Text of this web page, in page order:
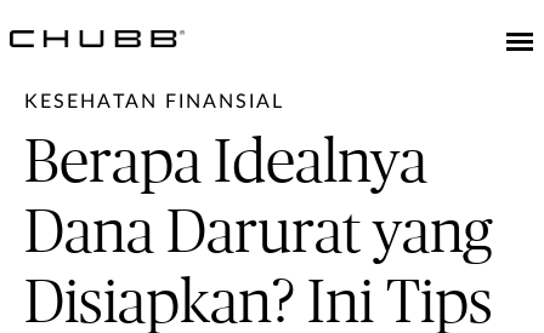
KESEHATAN FINANSIAL
Berapa Idealnya
Dana Darurat yang
Disiapkan? Ini Tips